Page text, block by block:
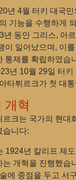
년 4월 터키 대국
기능을 수행하게
년 동안 그리스, 아
이 일어났으며, 이
통제를 확립하였습
년 10월 29일 터키
타튀르크가 첫 대
개혁
르크는 국가의 현대
습니다:
1924년 칼리프 제
개혁을 진행했습
에 중점을 두고 서